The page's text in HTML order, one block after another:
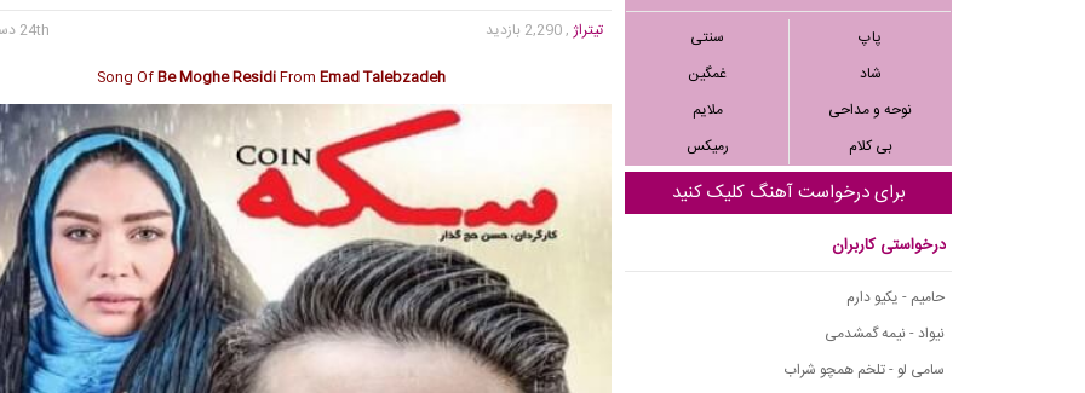
پاپ
سنتی
شاد
غمگین
نوحه و مداحی
ملایم
بی کلام
رمیکس
برای درخواست آهنگ کلیک کنید
درخواستی کاربران
حامیم - یکیو دارم
نیواد - نیمه گمشدمی
سامی لو - تلخم همچو شراب
تیتراژ , 2,290 بازدید
24th دسامبر 2016
Song OfBe Moghe ResidiFromEmad Talebzadeh